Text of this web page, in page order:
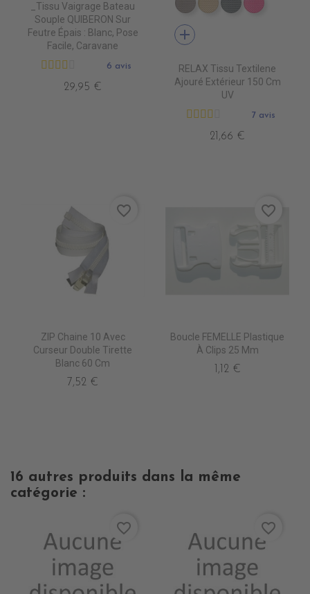
_Tissu Vaigrage Bateau
Souple QUIBERON Sur
Feutre Épais : Blanc, Pose
Facile, Caravane
6 avis
29,95 €
DB0104 TAUPE
DB0113 BEIGE
DB0114 GRIS
DB0112
add
RELAX Tissu Textilene
Ajouré Extérieur 150 Cm
UV
7 avis
21,66 €
ZIP Chaine 10 Avec
Curseur Double Tirette
Blanc 60 Cm
7,52 €
favorite_border
Boucle FEMELLE Plastique
À Clips 25 Mm
1,12 €
favorite_border
16 autres produits dans la même
catégorie :
favorite_border favorite_border